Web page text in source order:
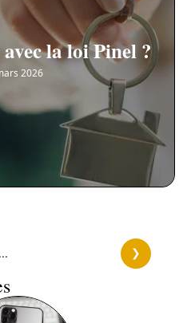
la loi Pinel ?
2026